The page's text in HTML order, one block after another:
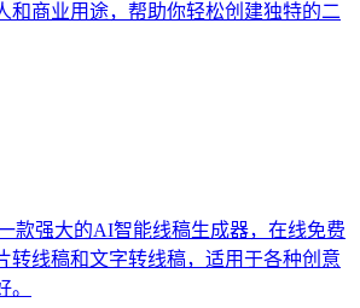
和商业用途，帮助你轻松创建独特的二
款强大的AI智能线稿生成器，在线免费
转线稿和文字转线稿，适用于各种创意